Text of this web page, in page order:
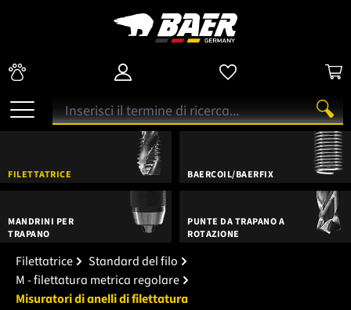
FILETTATRICE BAERCOIL/BAERFIX
MANDRINI PER
TRAPANO
PUNTE DA TRAPANO A
ROTAZIONE
Filettatrice
Standard del filo
M - filettatura metrica regolare
Misuratori di anelli di filettatura